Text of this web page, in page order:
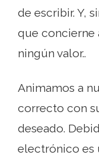
de escribir. Y,
que concierne
ningún valor..
Animamos a
correcto con
deseado.
electrónico es